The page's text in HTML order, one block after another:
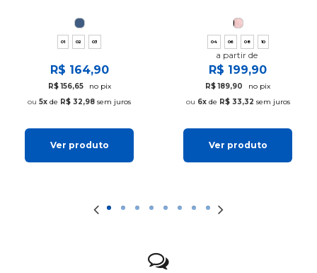
01 02 03
R$ 164,90
R$ 156,65
no pix
5x de R$ 32,98 sem juros
Ver produto
04 06 08 10
a partir de
R$ 199,90
R$ 189,90
no pix
6xde R$ 33,32 sem juros
Ver produto